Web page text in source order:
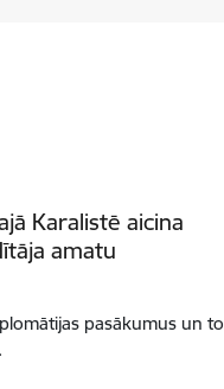
Karalistē aicina
amatu
pasākumus un to